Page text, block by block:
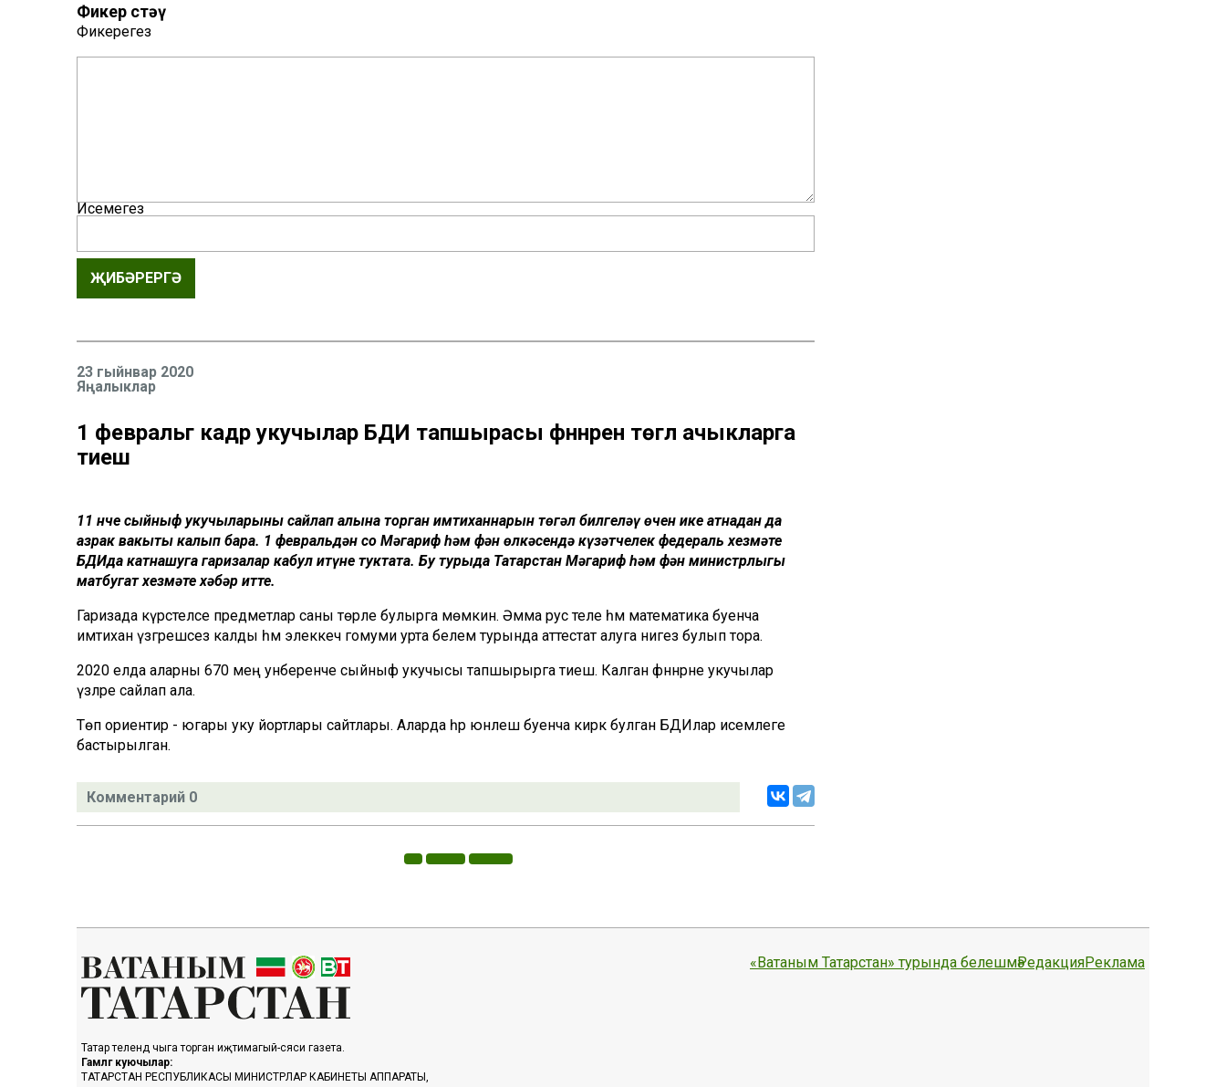
Фикер өстәү
Фикерегез
Исемегез
ҖИБӘРЕРГӘ
23 гыйнвар 2020
Яңалыклар
1 февральгә кадәр укучылар БДИ тапшырасы фәннәрен төгәл ачыкларга
тиеш
11 нче сыйныф укучыларының сайлап алына торган имтиханнарын төгәл билгеләү өчен ике атнадан да
азрак вакыты калып бара. 1 февральдән соң Мәгариф һәм фән өлкәсендә күзәтчелек федераль хезмәте
БДИда катнашуга гаризалар кабул итүне туктата. Бу турыда Татарстан Мәгариф һәм фән министрлыгы
матбугат хезмәте хәбәр итте.
Гаризада күрсәтеләсе предметлар саны төрле булырга мөмкин. Әмма рус теле һәм математика буенча
имтихан үзгәрешсез калды һәм элеккечә гомуми урта белем турында аттестат алуга нигез булып тора.
2020 елда аларны 670 мең унберенче сыйныф укучысы тапшырырга тиеш. Калган фәннәрне укучылар
үзләре сайлап ала.
Төп ориентир - югары уку йортлары сайтлары. Аларда һәр юнәлеш буенча кирәк булган БДИлар исемлеге
бастырылган.
Комментарий 0
Татар телендә чыга торган иҗтимагый-сәяси газета.
Гамәлгә куючылар:
ТАТАРСТАН РЕСПУБЛИКАСЫ МИНИСТРЛАР КАБИНЕТЫ АППАРАТЫ,
«Ватаным Татарстан» турында белешмәРедакцияРеклама